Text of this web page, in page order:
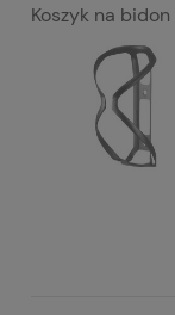
Koszyk na